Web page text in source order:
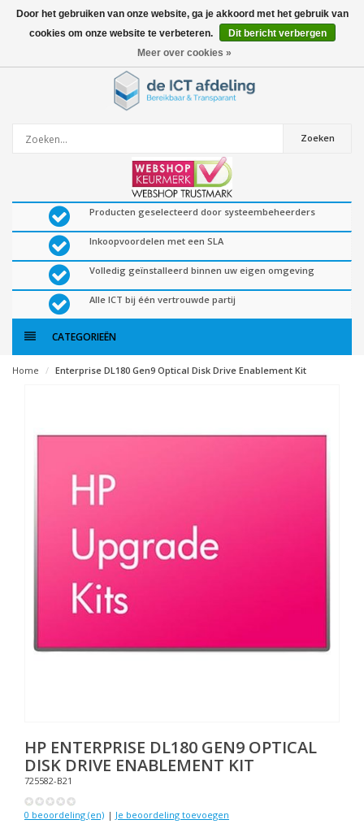
0artikelen
Zoeken
Producten geselecteerd door systeembeheerders
Inkoopvoordelen met een SLA
Volledig geïnstalleerd binnen uw eigen omgeving
Alle ICT bij één vertrouwde partij
CATEGORIEËN
Home Enterprise DL180 Gen9 Optical Disk Drive Enablement Kit
HP ENTERPRISE DL180 GEN9 OPTICAL
DISK DRIVE ENABLEMENT KIT
725582-B21
0 beoordeling (en) | Je beoordeling toevoegen
Door het gebruiken van onze website, ga je akkoord met het gebruik van
cookies om onze website te verbeteren.
Dit bericht verbergen
Meer over cookies »